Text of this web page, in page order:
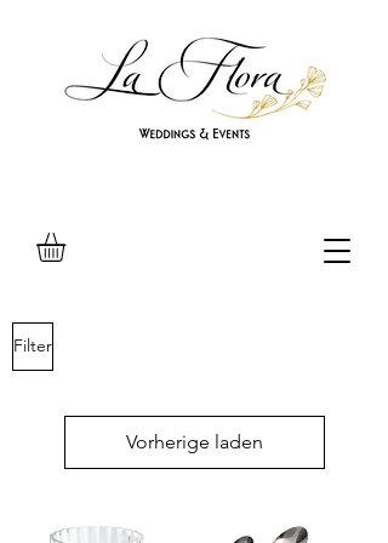
Filter
Vorherige laden